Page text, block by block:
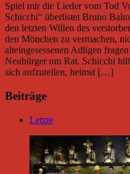
Spiel mir die Lieder vom Tod
Schicchi“ überlistet Bruno
den letzten Willen des
den Mönchen zu vermachen,
alteingesessenen Adligen
Neubürger um Rat. Schicchi
sich aufzuteilen, heimst […]
Beiträge
Letzte